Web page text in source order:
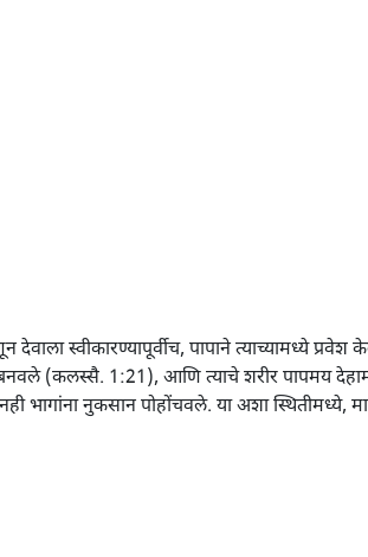
स्वीकारण्यापूर्वीच, पापाने त्याच्यामध्ये प्रवेश
बनवले (कलस्सै. 1:21), आणि त्याचे शरीर पापमय
भागांना नुकसान पोहोंचवले. या अशा स्थितीमध्ये,